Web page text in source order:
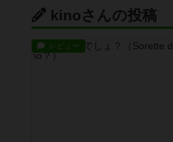
kinoさんの投稿
レビュー